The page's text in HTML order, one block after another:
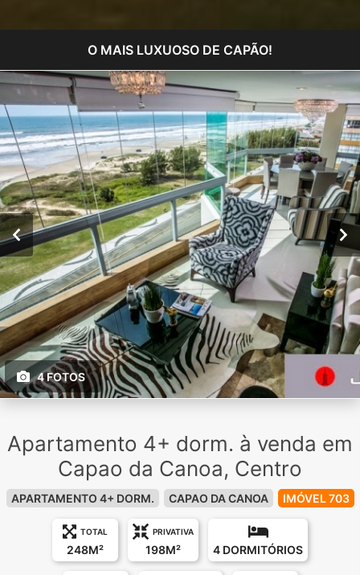
O MAIS LUXUOSO DE CAPÃO!
4 FOTOS
Apartamento 4+ dorm. à venda em
Capao da Canoa, Centro
APARTAMENTO 4+ DORM. CAPAO DA CANOA IMÓVEL 703
TOTAL
248M²
PRIVATIVA
198M² 4 DORMITÓRIOS